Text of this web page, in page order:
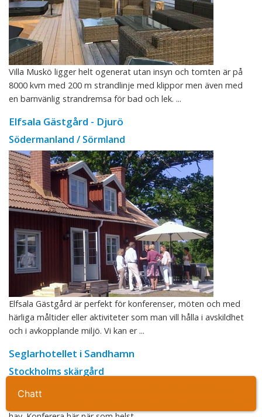
Ta kontakt
Villa Muskö ligger helt ogenerat utan insyn och tomten är på
8000 kvm med 200 m strandlinje med klippor men även med
en barnvänlig strandremsa för bad och lek. ...
Elfsala Gästgård - Djurö
Södermanland / Sörmland
Elfsala Gästgård är perfekt för konferenser, möten och med
härliga måltider eller aktiviteter som man vill hålla i avskildhet
och i avkopplande miljö. Vi kan er ...
Seglarhotellet i Sandhamn
Stockholms skärgård
På Seglarhotellet konfererar ni i en unik skärgårdsmiljö. Finn